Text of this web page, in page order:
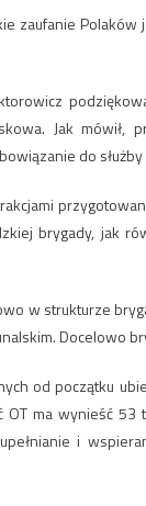
zaufanie Polaków
Jak
do służby
brygady, jak
w strukturze
Docelowo
od początku
ma wynieść 53
i